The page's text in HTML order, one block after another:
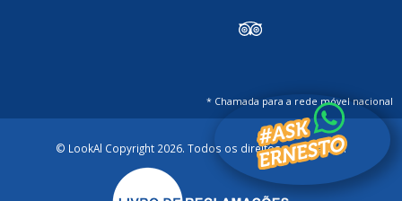
* Chamada para a rede móvel nacional
© LookAl Copyright 2026. Todos os direitos reservados.